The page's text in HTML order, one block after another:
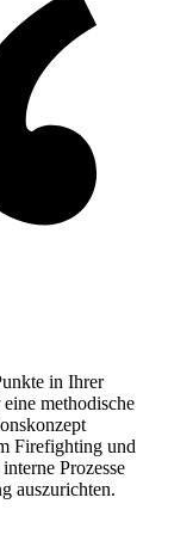
in Ihrer
methodische
Firefighting und
Prozesse
auszurichten.